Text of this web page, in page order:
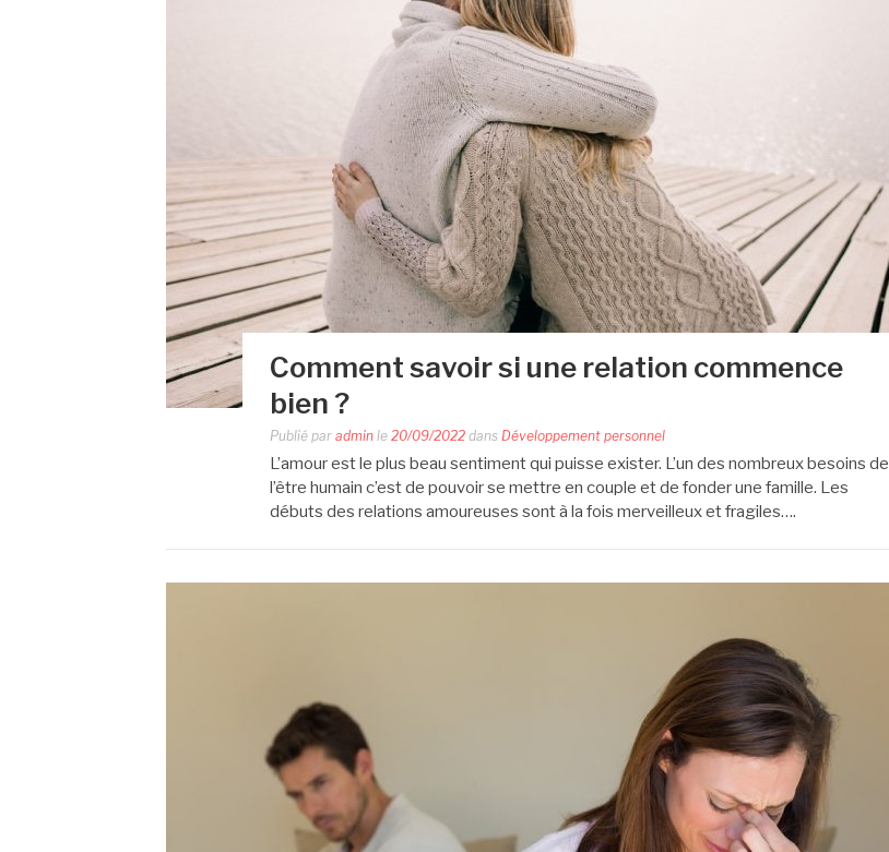
Comment savoir si une relation commence
bien ?
Publié par admin le 20/09/2022 dans Développement personnel
L’amour est le plus beau sentiment qui puisse exister. L’un des nombreux besoins de
l’être humain c’est de pouvoir se mettre en couple et de fonder une famille. Les
débuts des relations amoureuses sont à la fois merveilleux et fragiles….